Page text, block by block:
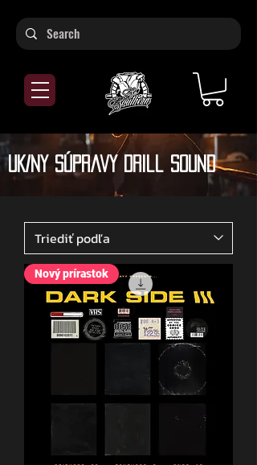
UK/NY súpravy Drill Sound
Nový prírastok